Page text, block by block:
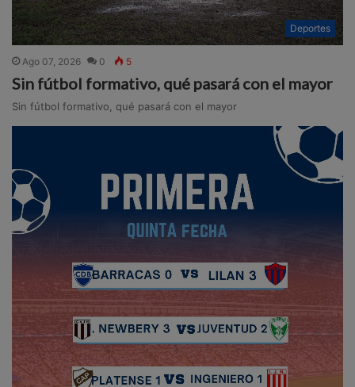
Deportes
Ago 07, 2026 0 5
Sin fútbol formativo, qué pasará con el mayor
Sin fútbol formativo, qué pasará con el mayor